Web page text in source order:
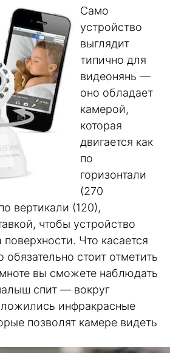
Само
устройство
выглядит
типично для
видеонянь —
оно обладает
камерой,
которая
двигается как
по
горизонтали
(270
вертикали (120),
чтобы устройство
поверхности. Что касается
стоит отметить
вы сможете наблюдать
спит — вокруг
инфракрасные
позволят камере видеть